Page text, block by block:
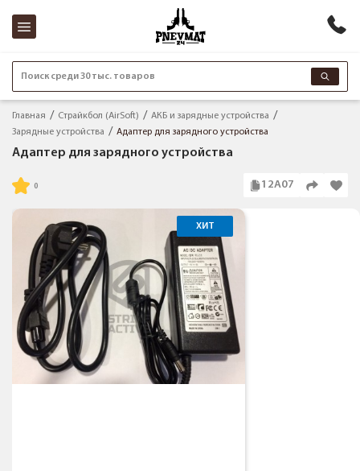
Поиск среди 30 тыс. товаров
Главная Страйкбол (AirSoft)
АКБ и зарядные устройства
Зарядные устройства
Адаптер для зарядного устройства
Адаптер для зарядного устройства
12A07
ХИТ